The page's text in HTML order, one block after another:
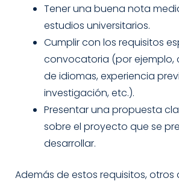
Tener una buena nota
estudios universitarios.
Cumplir con los requisitos
convocatoria (por ejemplo,
de idiomas, experiencia
investigación, etc.).
Presentar una propuesta
sobre el proyecto que se
desarrollar.
Además de estos requisitos,